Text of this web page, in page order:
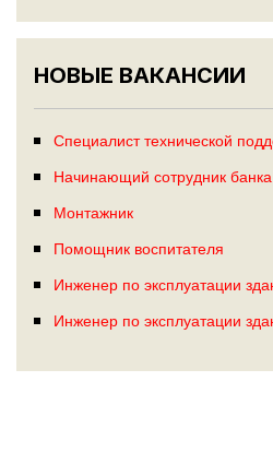
НОВЫЕ ВАКАНСИИ
Специалист технической
Начинающий сотрудник банка
Монтажник
Помощник воспитателя
Инженер по эксплуатации
Инженер по эксплуатации